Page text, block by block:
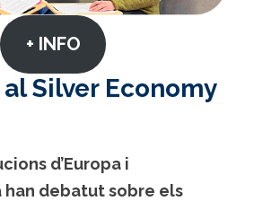
+ INFO
Silver Economy
d’Europa i
debatut sobre els